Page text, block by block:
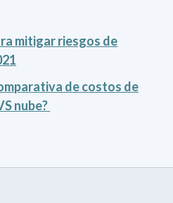
mitigar riesgos de
de costos de
nube?